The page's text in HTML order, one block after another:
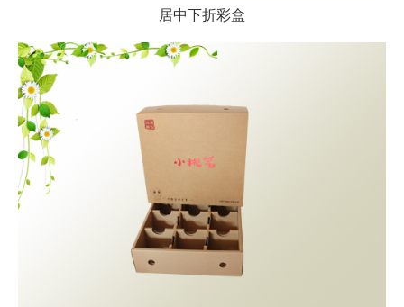
居中下折彩盒